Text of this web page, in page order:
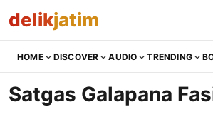
delikjatim
HOME DISCOVER AUDIO TRENDING
Satgas Galapana